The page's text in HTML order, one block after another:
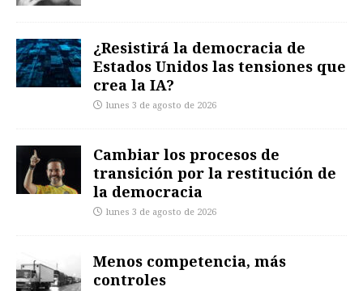
¿Resistirá la democracia de
Estados Unidos las tensiones que
crea la IA?
lunes 3 de agosto de 2026
Cambiar los procesos de
transición por la restitución de
la democracia
lunes 3 de agosto de 2026
Menos competencia, más
controles